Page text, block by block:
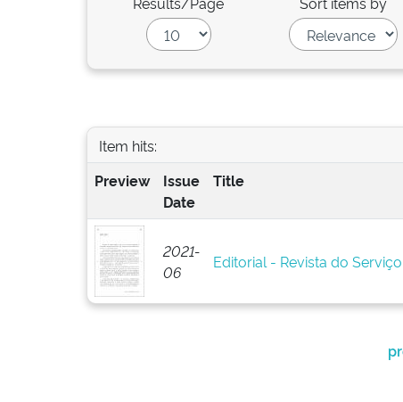
Item hits:
Preview
Issue
Date
Title
2021-
06
Editorial - Revista do